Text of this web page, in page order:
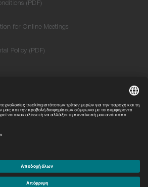
(PDF)
for Online Meetings
Policy (PDF)